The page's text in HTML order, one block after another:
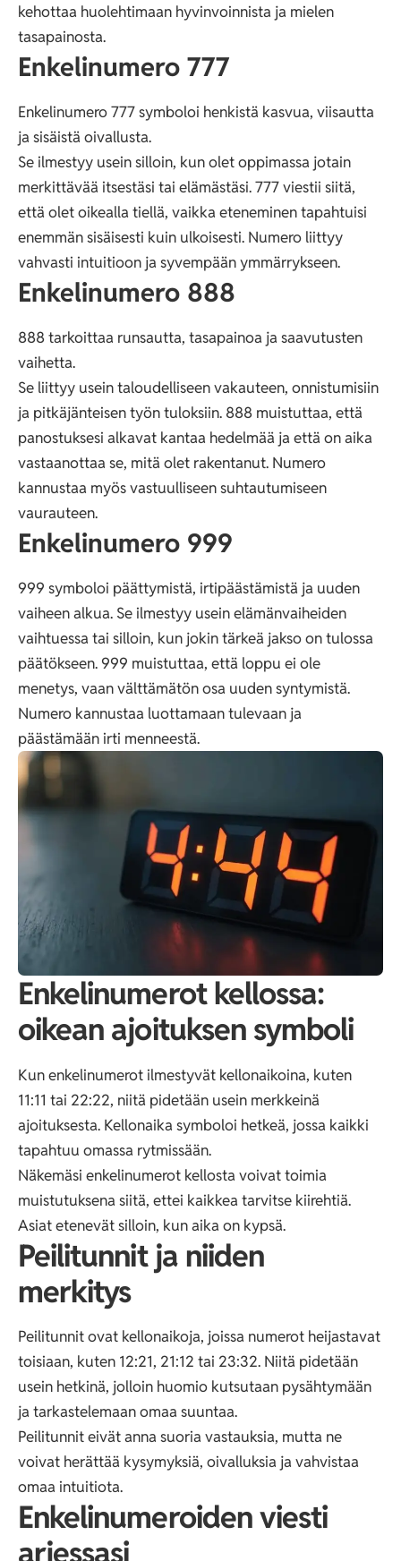
kehottaa huolehtimaan hyvinvoinnista ja mielen
tasapainosta.
Enkelinumero 777
Enkelinumero 777 symboloi henkistä kasvua, viisautta
ja sisäistä oivallusta.
Se ilmestyy usein silloin, kun olet oppimassa jotain
merkittävää itsestäsi tai elämästäsi. 777 viestii siitä,
että olet oikealla tiellä, vaikka eteneminen tapahtuisi
enemmän sisäisesti kuin ulkoisesti. Numero liittyy
vahvasti intuitioon ja syvempään ymmärrykseen.
Enkelinumero 888
888 tarkoittaa runsautta, tasapainoa ja saavutusten
vaihetta.
Se liittyy usein taloudelliseen vakauteen, onnistumisiin
ja pitkäjänteisen työn tuloksiin. 888 muistuttaa, että
panostuksesi alkavat kantaa hedelmää ja että on aika
vastaanottaa se, mitä olet rakentanut. Numero
kannustaa myös vastuulliseen suhtautumiseen
vaurauteen.
Enkelinumero 999
999 symboloi päättymistä, irtipäästämistä ja uuden
vaiheen alkua. Se ilmestyy usein elämänvaiheiden
vaihtuessa tai silloin, kun jokin tärkeä jakso on tulossa
päätökseen. 999 muistuttaa, että loppu ei ole
menetys, vaan välttämätön osa uuden syntymistä.
Numero kannustaa luottamaan tulevaan ja
päästämään irti menneestä.
Enkelinumerot kellossa:
oikean ajoituksen symboli
Kun enkelinumerot ilmestyvät kellonaikoina, kuten
11:11 tai 22:22, niitä pidetään usein merkkeinä
ajoituksesta. Kellonaika symboloi hetkeä, jossa kaikki
tapahtuu omassa rytmissään.
Näkemäsi enkelinumerot kellosta voivat toimia
muistutuksena siitä, ettei kaikkea tarvitse kiirehtiä.
Asiat etenevät silloin, kun aika on kypsä.
Peilitunnit ja niiden
merkitys
Peilitunnit ovat kellonaikoja, joissa numerot heijastavat
toisiaan, kuten 12:21, 21:12 tai 23:32. Niitä pidetään
usein hetkinä, jolloin huomio kutsutaan pysähtymään
ja tarkastelemaan omaa suuntaa.
Peilitunnit eivät anna suoria vastauksia, mutta ne
voivat herättää kysymyksiä, oivalluksia ja vahvistaa
omaa intuitiota.
Enkelinumeroiden viesti
arjessasi